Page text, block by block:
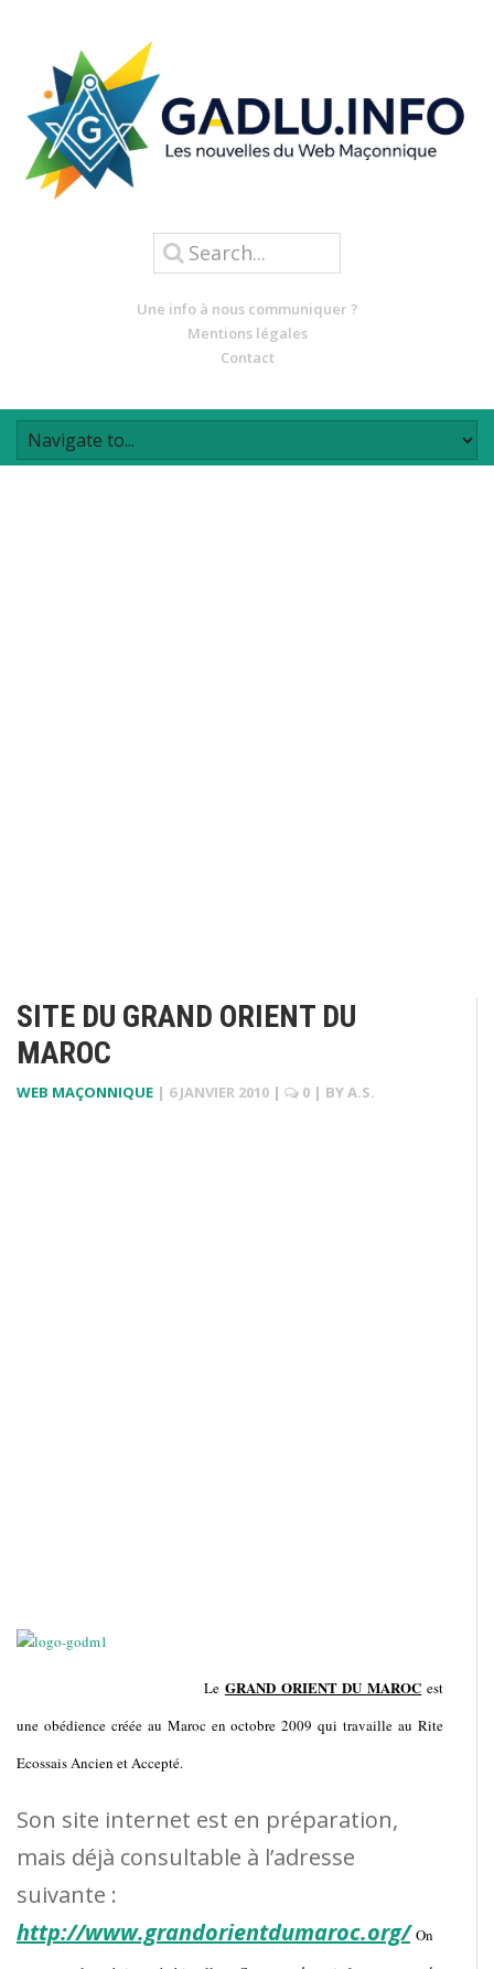
Une info à nous communiquer ?
Mentions légales
Contact
SITE DU GRAND ORIENT DU
MAROC
WEB MAÇONNIQUE | 6 JANVIER 2010 | 0 | BYA.S.
Le GRAND ORIENT DU MAROC est
une obédience créée au Maroc en octobre 2009 qui travaille au Rite
Ecossais Ancien et Accepté.
Son site internet est en préparation,
mais déjà consultable à l’adresse
suivante :
http://www.grandorientdumaroc.org/ On